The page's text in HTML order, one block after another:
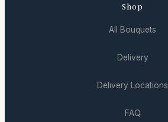
Shop
All Bouquets
Delivery
Delivery Locations
FAQ